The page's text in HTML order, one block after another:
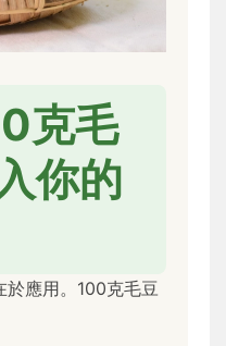
克毛
你的
於應用。100克毛豆